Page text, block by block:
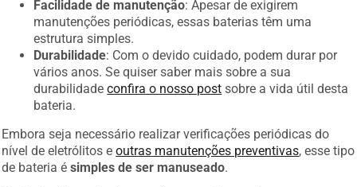
Facilidade de manutenção: Apesar de exigirem
manutenções periódicas, essas baterias têm uma
estrutura simples.
Durabilidade: Com o devido cuidado, podem durar por
vários anos. Se quiser saber mais sobre a sua
durabilidadeconfira o nosso post sobre a vida útil desta
bateria.
Embora seja necessário realizar verificações periódicas do
nível de eletrólitos eoutras manutenções preventivas, esse tipo
de bateria ésimples de ser manuseado.